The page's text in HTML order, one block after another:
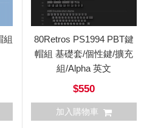
組
80Retros PS1994 PBT鍵
帽組 基礎套/個性鍵/擴充
組/Alpha 英文
$550
加入購物車